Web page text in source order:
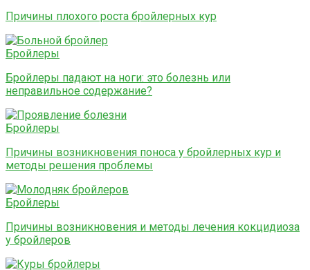
Причины плохого роста бройлерных кур
Бройлеры
Бройлеры падают на ноги: это болезнь или
неправильное содержание?
Бройлеры
Причины возникновения поноса у бройлерных кур и
методы решения проблемы
Бройлеры
Причины возникновения и методы лечения кокцидиоза
у бройлеров